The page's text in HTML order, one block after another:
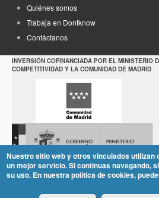
Quiénes somos
Trabaja en Dontknow
Contáctanos
INVERSIÓN COFINANCIADA POR EL MINISTERIO
COMPETITIVIDAD Y LA COMUNIDAD DE MADRID
Nuestro sitio web y otros vinculados
un mejor servicio. Si continuas navegando,
su uso. En nuestra política de cookies,